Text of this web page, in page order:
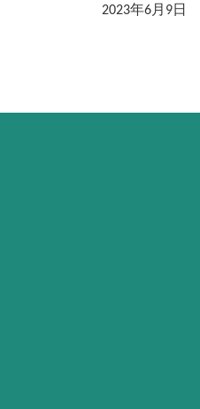
2023年6月9日